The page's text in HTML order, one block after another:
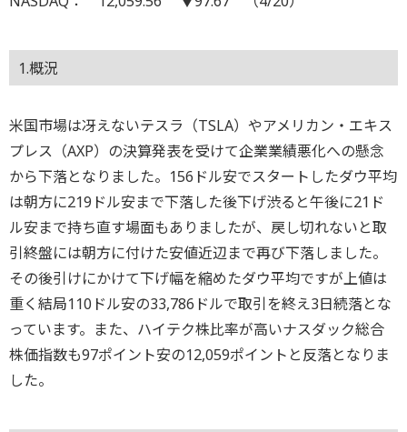
1.概況
米国市場は冴えないテスラ（TSLA）やアメリカン・エキス
プレス（AXP）の決算発表を受けて企業業績悪化への懸念
から下落となりました。156ドル安でスタートしたダウ平均
は朝方に219ドル安まで下落した後下げ渋ると午後に21ド
ル安まで持ち直す場面もありましたが、戻し切れないと取
引終盤には朝方に付けた安値近辺まで再び下落しました。
その後引けにかけて下げ幅を縮めたダウ平均ですが上値は
重く結局110ドル安の33,786ドルで取引を終え3日続落とな
っています。また、ハイテク株比率が高いナスダック総合
株価指数も97ポイント安の12,059ポイントと反落となりま
した。